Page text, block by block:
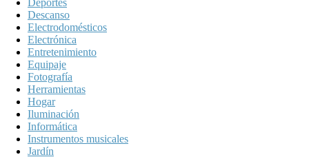
Descanso
Electrodomésticos
Electrónica
Entretenimiento
Equipaje
Fotografía
Herramientas
Hogar
Iluminación
Informática
Instrumentos musicales
Jardín